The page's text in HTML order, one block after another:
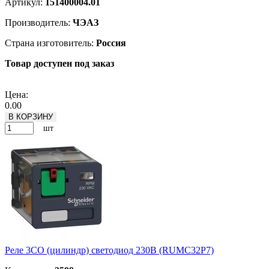
Артикул:
151400004.01
Производитель: ЧЭАЗ
Страна изготовитель: Россия
Товар доступен под заказ
Цена:
0.00
В КОРЗИНУ
шт
Реле 3CO (цилиндр) светодиод 230В (RUMC32P7)